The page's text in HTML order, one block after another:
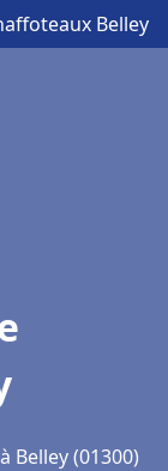
Belley
(01300)